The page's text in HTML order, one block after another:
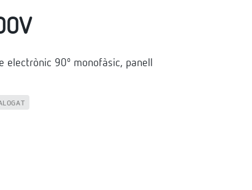
electrònic 90º monofàsic, panell